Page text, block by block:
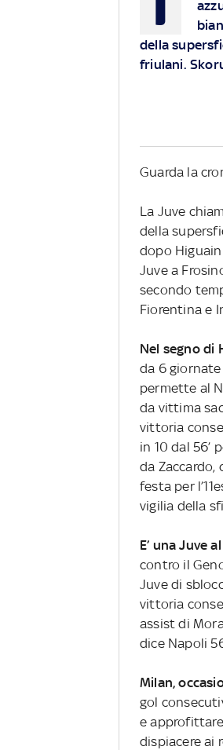
della
friulani.
Guarda la
La Juve
della
dopo
Juve a
secondo
Fiorentina e
Nel segno di
da 6
permette al
da vittima
vittoria
in 10 dal 56’
da Zaccardo,
festa per
vigilia della
E’ una Juve
contro il
Juve di
vittoria
assist di
dice Napoli
Milan,
gol
e
dispiacere ai